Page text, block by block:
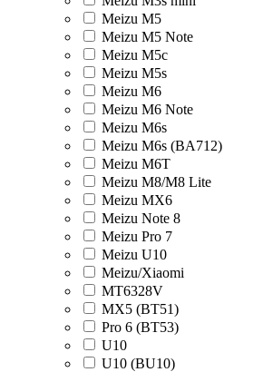
Meizu M5
Meizu M5 Note
Meizu M5c
Meizu M5s
Meizu M6
Meizu M6 Note
Meizu M6s
Meizu M6s (BA712)
Meizu M6T
Meizu M8/M8 Lite
Meizu MX6
Meizu Note 8
Meizu Pro 7
Meizu U10
Meizu/Xiaomi
MT6328V
MX5 (BT51)
Pro 6 (BT53)
U10
U10 (BU10)